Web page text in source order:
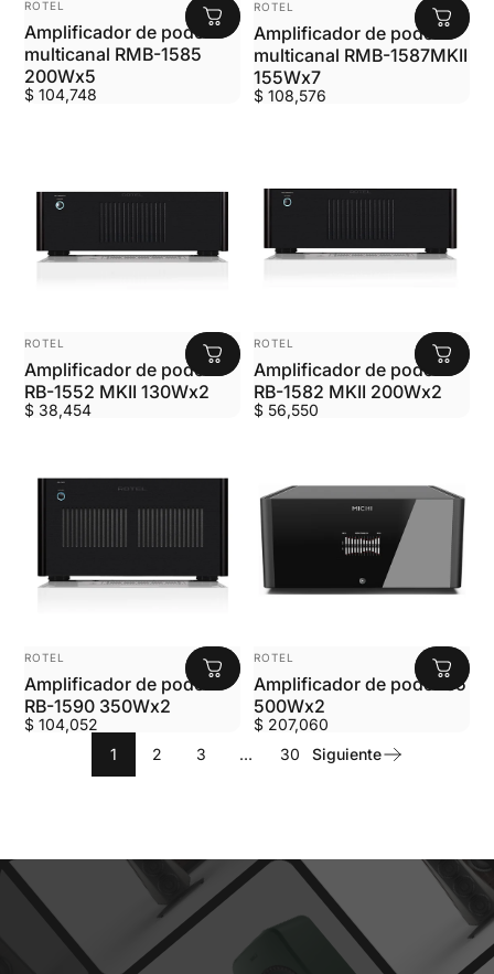
ROTEL
Amplificador de poder
multicanal RMB-1585
200Wx5
$ 104,748
ROTEL
Amplificador de poder
multicanal RMB-1587MKII
155Wx7
$ 108,576
MARCA:
ROTEL
Amplificador de poder
RB-1552 MKII 130Wx2
$ 38,454
MARCA:
ROTEL
Amplificador de poder
RB-1582 MKII 200Wx2
$ 56,550
MARCA:
ROTEL
Amplificador de poder
RB-1590 350Wx2
$ 104,052
MARCA:
ROTEL
Amplificador de poder S5
500Wx2
$ 207,060
1
2 3 … 30 Siguiente